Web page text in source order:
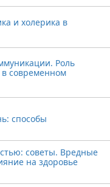
и холерика в
Роль
современном
способы
советы. Вредные
на здоровье